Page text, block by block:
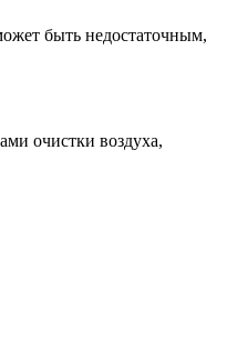
быть недостаточным,
очистки воздуха,